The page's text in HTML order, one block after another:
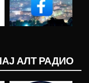
АЛТ РАДИО